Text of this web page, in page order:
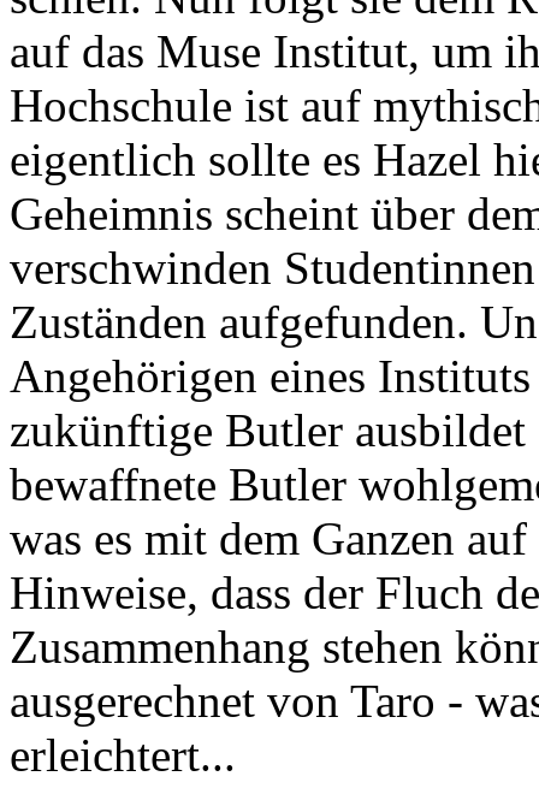
auf das Muse Institut, um
Hochschule ist auf
eigentlich sollte es Hazel
Geheimnis scheint über
verschwinden
Zuständen aufgefunden.
Angehörigen eines
zukünftige Butler
bewaffnete Butler
was es mit dem Ganzen
Hinweise, dass der Fluch
Zusammenhang stehen
ausgerechnet von Taro -
erleichtert...